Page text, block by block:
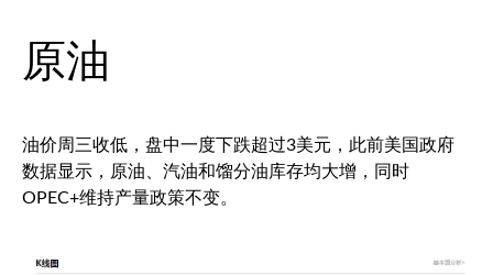
原油
油价周三收低，盘中一度下跌超过3美元，此前美国政府
数据显示，原油、汽油和馏分油库存均大增，同时
OPEC+维持产量政策不变。